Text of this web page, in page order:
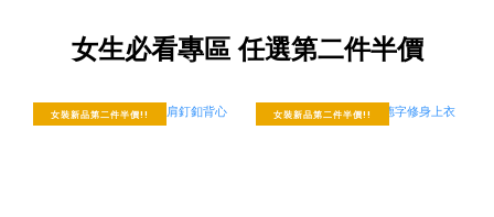
女生必看專區 任選第二件半價
女裝新品第二件半價!! 女裝新品第二件半價!!